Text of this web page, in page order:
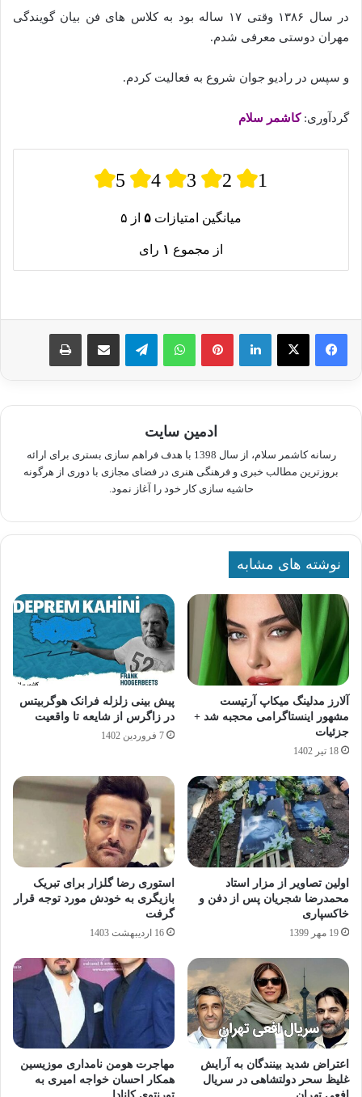
در سال ۱۳۸۶ وقتی ۱۷ ساله بود به کلاس های فن بیان گویندگی
مهران دوستی معرفی شدم.
و سپس در رادیو جوان شروع به فعالیت کردم.
گردآوری: کاشمر سلام
5 4 3 2 1
میانگین امتیازات ۵ از ۵
از مجموع ۱ رای
لینکدین پینترستواتس آپ تلگرام اشتراک گذاری از طریق ایمیل چاپ
ادمین سایت
رسانه کاشمر سلام، از سال 1398 با هدف فراهم سازی بستری برای ارائه
بروزترین مطالب خبری و فرهنگی هنری در فضای مجازی با دوری از هرگونه
حاشیه سازی کار خود را آغاز نمود.
نوشته های مشابه
آلارز مدلینگ میکاپ آرتیست
مشهور اینستاگرامی محجبه شد +
جزئیات
18 تیر 1402
پیش بینی زلزله فرانک هوگربیتس
در زاگرس از شایعه تا واقعیت
7 فروردین 1402
اولین تصاویر از مزار استاد
محمدرضا شجریان پس از دفن و
خاکسپاری
19 مهر 1399
استوری رضا گلزار برای تبریک
بازیگری به خودش مورد توجه قرار
گرفت
16 اردیبهشت 1403
اعتراض شدید بینندگان به آرایش
غلیظ سحر دولتشاهی در سریال
مهاجرت هومن نامداری موزیسین
همکار احسان خواجه امیری به